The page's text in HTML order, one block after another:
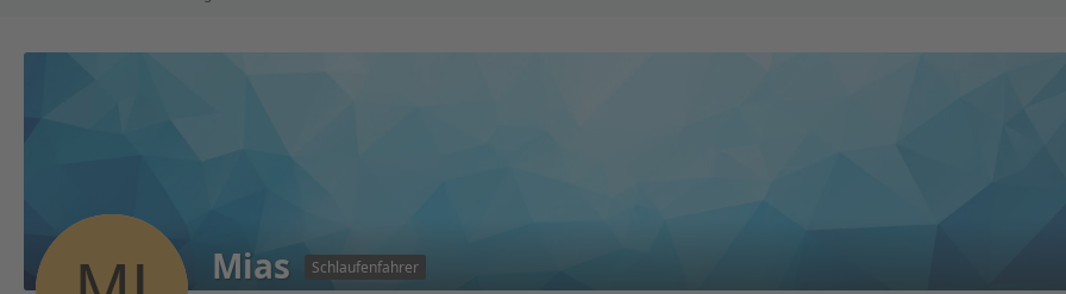
Mias Schlaufenfahrer